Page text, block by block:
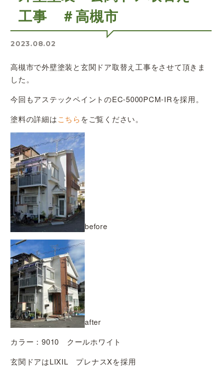
工事 ＃高槻市
2023.08.02
高槻市で外壁塗装と玄関ドア取替え工事をさせて頂きま
した。
今回もアステックペイントのEC-5000PCM-IRを採用。
塗料の詳細はこちら をご覧ください。
before
after
カラー：9010 クールホワイト
玄関ドアはLIXIL プレナスXを採用